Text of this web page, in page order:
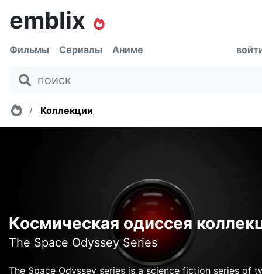
emblix
Фильмы Сериалы Аниме
Главная
Коллекции
Космическая одиссея
The Space Odyssey Series
The Space Odyssey series is a science fiction series of